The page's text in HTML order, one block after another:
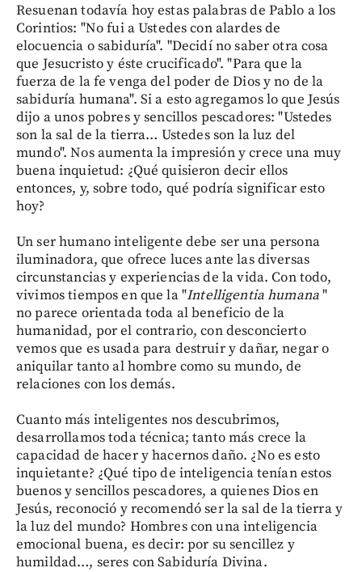
Resuenan todavía hoy estas palabras de Pablo a los
Corintios: "No fui a Ustedes con alardes de
elocuencia o sabiduría". "Decidí no saber otra cosa
que Jesucristo y éste crucificado". "Para que la
fuerza de la fe venga del poder de Dios y no de la
sabiduría humana". Si a esto agregamos lo que Jesús
dijo a unos pobres y sencillos pescadores: "Ustedes
son la sal de la tierra… Ustedes son la luz del
mundo". Nos aumenta la impresión y crece una muy
buena inquietud: ¿Qué quisieron decir ellos
entonces, y, sobre todo, qué podría significar esto
hoy?
Un ser humano inteligente debe ser una persona
iluminadora, que ofrece luces ante las diversas
circunstancias y experiencias de la vida. Con todo,
vivimos tiempos en que la "Intelligentia humana"
no parece orientada toda al beneficio de la
humanidad, por el contrario, con desconcierto
vemos que es usada para destruir y dañar, negar o
aniquilar tanto al hombre como su mundo, de
relaciones con los demás.
Cuanto más inteligentes nos descubrimos,
desarrollamos toda técnica; tanto más crece la
capacidad de hacer y hacernos daño. ¿No es esto
inquietante? ¿Qué tipo de inteligencia tenían estos
buenos y sencillos pescadores, a quienes Dios en
Jesús, reconoció y recomendó ser la sal de la tierra y
la luz del mundo? Hombres con una inteligencia
emocional buena, es decir: por su sencillez y
humildad…, seres con Sabiduría Divina.